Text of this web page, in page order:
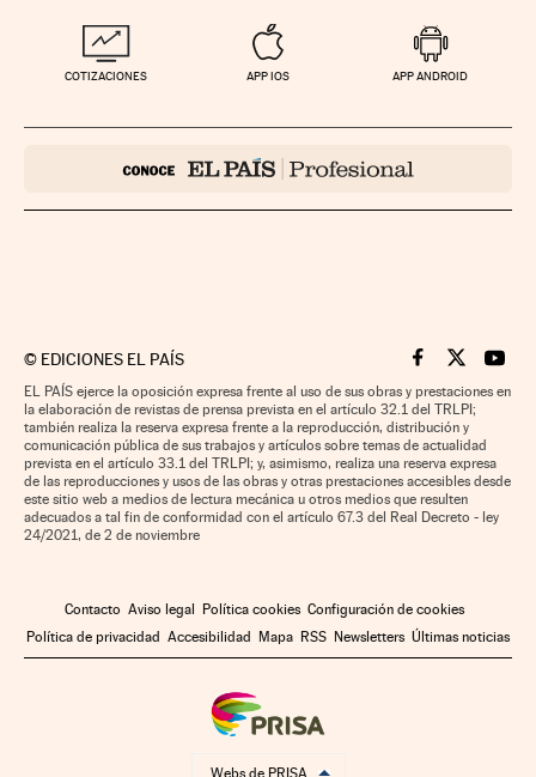
COTIZACIONES APP IOS APP ANDROID
© EDICIONES EL PAÍS Cinco Días en
Cinco Días
Cinco
EL PAÍS ejerce la oposición expresa frente al uso de sus obras y prestaciones en
la elaboración de revistas de prensa prevista en el artículo 32.1 del TRLPI;
también realiza la reserva expresa frente a la reproducción, distribución y
comunicación pública de sus trabajos y artículos sobre temas de actualidad
prevista en el artículo 33.1 del TRLPI; y, asimismo, realiza una reserva expresa
de las reproducciones y usos de las obras y otras prestaciones accesibles desde
este sitio web a medios de lectura mecánica u otros medios que resulten
adecuados a tal fin de conformidad con el artículo 67.3 del Real Decreto - ley
24/2021, de 2 de noviembre
Contacto Aviso legal Política cookies Configuración de cookies
Política de privacidad Accesibilidad Mapa RSS Newsletters Últimas noticias
Webs de PRISA